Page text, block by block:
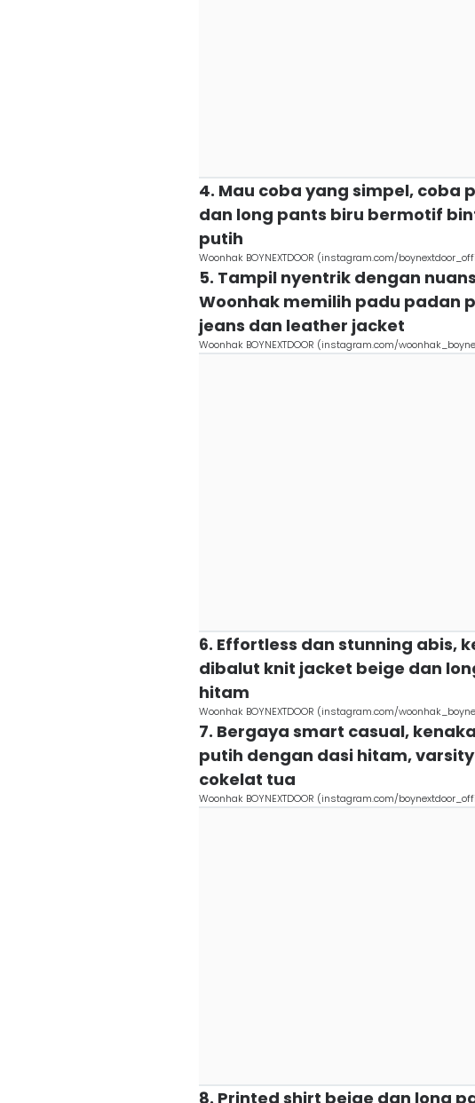
4. Mau coba yang simpel, coba
dan long pants biru bermotif
putih
Woonhak BOYNEXTDOOR (instagram.com/
5. Tampil nyentrik dengan
Woonhak memilih padu padan
jeans dan leather jacket
Woonhak BOYNEXTDOOR (instagram.com/
6. Effortless dan stunning abis,
dibalut knit jacket beige dan
hitam
Woonhak BOYNEXTDOOR (instagram.com/
7. Bergaya smart casual,
putih dengan dasi hitam,
cokelat tua
Woonhak BOYNEXTDOOR (instagram.com/
8. Printed shirt beige dan long